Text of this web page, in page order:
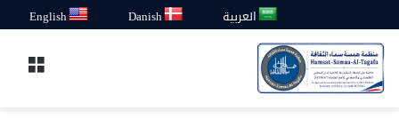
العربية Danish
English